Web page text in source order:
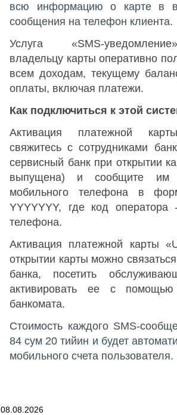
всю информацию о карте в
сообщения на телефон клиента.
Услуга «SMS-уведомление
владельцу карты оперативно
всем доходам, текущему
оплаты, включая платежи.
Как подключиться к этой
Активация платежной
свяжитесь с сотрудниками
сервисный банк при открытии
выпущена) и сообщите им
мобильного телефона в
YYYYYYY, где код
телефона.
Активация платежной карты
открытии карты можно
банка, посетить
активировать ее с
банкомата.
Стоимость каждого SMS-
84 сум 20 тийин и будет
мобильного счета пользователя.
08.08.2026